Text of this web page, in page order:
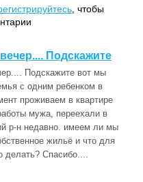
, чтобы
Подскажите
Подскажите вот мы
с одним ребенком в
проживаем в квартире
мужа, переехали в
р-н недавно. имеем ли мы
жильё и что для
делать? Спасибо....